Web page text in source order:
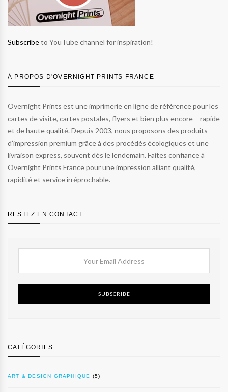
Subscribeto YouTube channel for inspiration!
À PROPOS D'OVERNIGHT PRINTS FRANCE
Overnight Prints est une imprimerie en ligne de référence pour les
cartes de visite, cartes postales, flyers et bien plus encore – rapide
et de haute qualité. Depuis 2003, nous proposons des produits
d’impression premium grâce à des procédés écologiques et une
livraison express, souvent dès le lendemain. Faites confiance à
Overnight Prints France pour une impression alliant qualité,
rapidité et service irréprochable.
RESTEZ EN CONTACT
SUBSCRIBE
CATÉGORIES
ART & DESIGN GRAPHIQUE (5)